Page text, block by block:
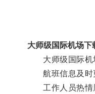
大师级国际机场下
大师级国际机场
航班信息及时更
工作人员热情周